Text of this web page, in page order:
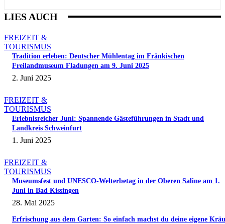
LIES AUCH
FREIZEIT &
TOURISMUS
Tradition erleben: Deutscher Mühlentag im Fränkischen
Freilandmuseum Fladungen am 9. Juni 2025
2. Juni 2025
FREIZEIT &
TOURISMUS
Erlebnisreicher Juni: Spannende Gästeführungen in Stadt und
Landkreis Schweinfurt
1. Juni 2025
FREIZEIT &
TOURISMUS
Museumsfest und UNESCO-Welterbetag in der Oberen Saline am 1.
Juni in Bad Kissingen
28. Mai 2025
Erfrischung aus dem Garten: So einfach machst du deine eigene